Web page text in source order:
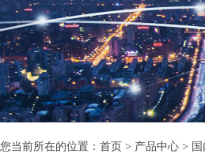
您当前所在的位置：首页 > 产品中心 >